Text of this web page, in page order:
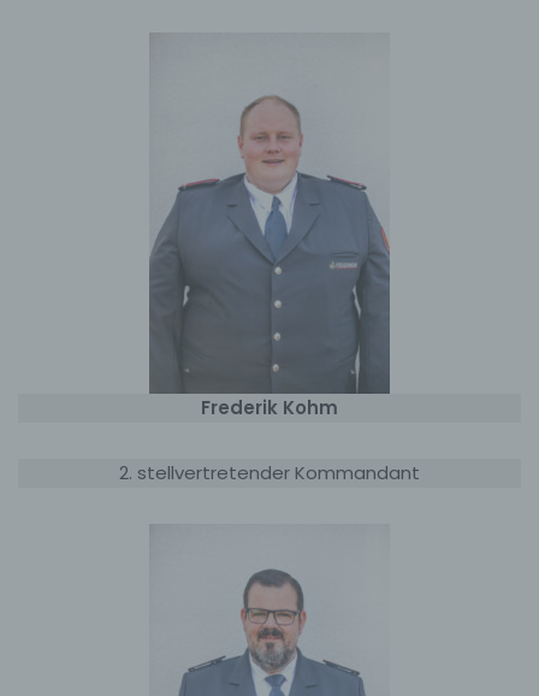
Frederik Kohm
2. stellvertretender Kommandant